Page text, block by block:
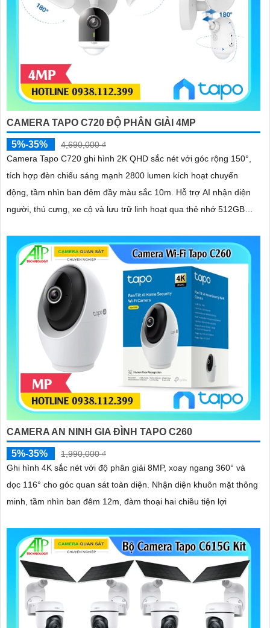
CAMERA TAPO C720 ĐỘ PHÂN GIẢI 4MP
5%-35%
4,690,000 ₫
Camera Tapo C720 ghi hình 2K QHD sắc nét với góc rộng 150°,
tích hợp đèn chiếu sáng mạnh 2800 lumen kích hoạt chuyển
động, tầm nhìn ban đêm đầy màu sắc 10m. Hỗ trợ AI nhận diện
người, thú cưng, xe cộ và lưu trữ linh hoạt qua thẻ nhớ 512GB
CAMERA AN NINH GIA ĐÌNH TAPO C260
5%-35%
1,990,000 ₫
Ghi hình 4K sắc nét với độ phân giải 8MP, xoay ngang 360° và
dọc 116° cho góc quan sát toàn diện. Nhận diện khuôn mặt thông
minh, tầm nhìn ban đêm 12m, đàm thoại hai chiều tiện lợi